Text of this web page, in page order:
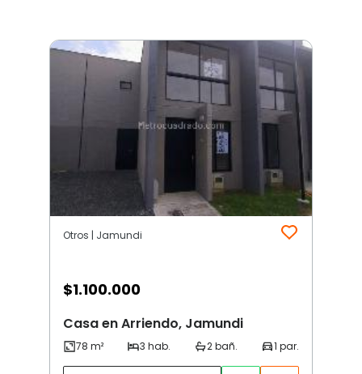
Otros | Jamundi
$1.100.000
Casa en Arriendo, Jamundi